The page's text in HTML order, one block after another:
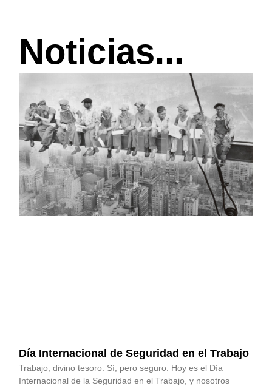
Noticias...
Día Internacional de Seguridad en el Trabajo
Trabajo, divino tesoro. Sí, pero seguro. Hoy es el Día
Internacional de la Seguridad en el Trabajo, y nosotros